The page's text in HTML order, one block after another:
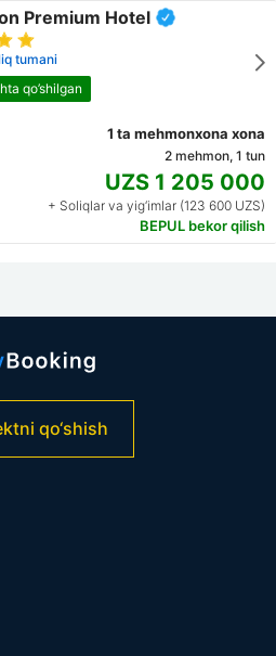
Premium Hotel
tumani
qo’shilgan
1 ta mehmonxona xona
2 mehmon, 1 tun
UZS 1 205 000
+ Soliqlar va yig‘imlar (123 600 UZS)
BEPUL bekor qilish
qo‘shish